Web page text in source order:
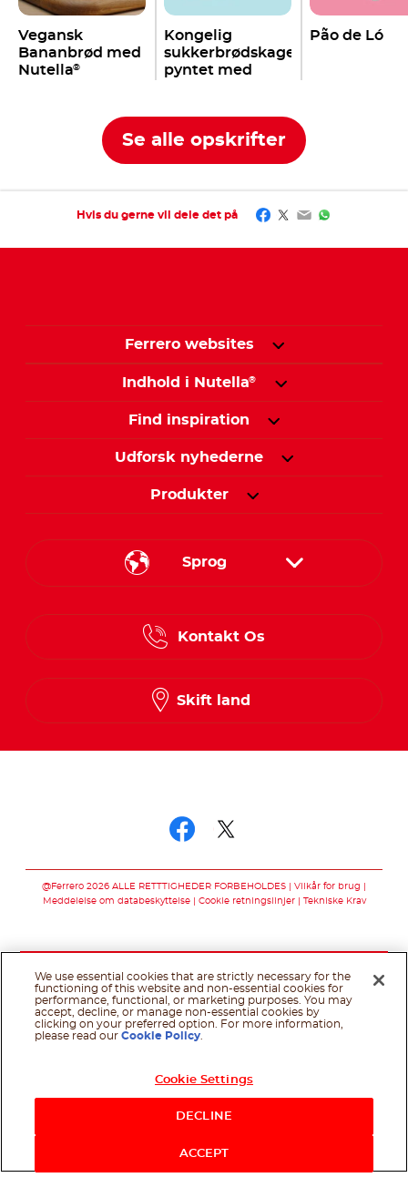
Vegansk
Bananbrød med
Nutella®
Kongelig
sukkerbrødskage
pyntet med
Pão de Ló
Se alle opskrifter
Hvis du gerne vil dele det på Facebook
Twitter
EmailWhatsApp
Ferrero websites
Indhold i Nutella®
Find inspiration
Udforsk nyhederne
Produkter
Sprog
Norwegian
Kontakt Os
Skift land
@Ferrero 2026 ALLE RETTTIGHEDER FORBEHOLDES
Vilkår for brug
Meddelelse om databeskyttelse
Cookie retningslinjer Tekniske Krav
We use essential cookies that are strictly necessary for the
functioning of this website and non-essential cookies for
performance, functional, or marketing purposes. You may
accept, decline, or manage non-essential cookies by
clicking on your preferred option. For more information,
please read ourCookie Policy
Cookie Settings
DECLINE
ACCEPT